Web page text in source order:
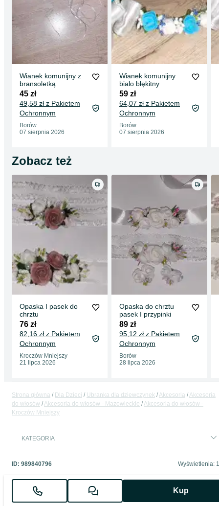
Wianek komunijny z
bransoletką
45 zł
49,58 zł z Pakietem
Ochronnym
Borów
07 sierpnia 2026
Wianek komunijny
bialo błękitny
59 zł
64,07 zł z Pakietem
Ochronnym
Borów
07 sierpnia 2026
Zobacz też
Opaska I pasek do
chrztu
76 zł
82,16 zł z Pakietem
Ochronnym
Kroczów Mniejszy
21 lipca 2026
Opaska do chrztu
pasek I przypinki
89 zł
95,12 zł z Pakietem
Ochronnym
Borów
28 lipca 2026
Strona główna Dla Dzieci Ubranka dla dziewczynek Akcesoria
Akcesoria
do włosów
Akcesoria do włosów - Mazowieckie
Akcesoria do włosów -
Kroczów Mniejszy
KATEGORIA
ID: 989840796 Wyświetlenia:
Kup